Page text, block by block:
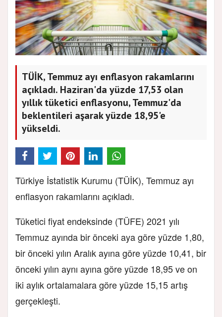
TÜİK, Temmuz ayı enflasyon rakamlarını
açıkladı. Haziran'da yüzde 17,53 olan
yıllık tüketici enflasyonu, Temmuz'da
beklentileri aşarak yüzde 18,95'e
yükseldi.
Türkiye İstatistik Kurumu (TÜİK), Temmuz ayı
enflasyon rakamlarını açıkladı.
Tüketici fiyat endeksinde (TÜFE) 2021 yılı
Temmuz ayında bir önceki aya göre yüzde 1,80,
bir önceki yılın Aralık ayına göre yüzde 10,41, bir
önceki yılın aynı ayına göre yüzde 18,95 ve on
iki aylık ortalamalara göre yüzde 15,15 artış
gerçekleşti.